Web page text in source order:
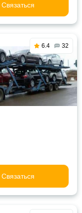
Связаться
6.4 32
Связаться